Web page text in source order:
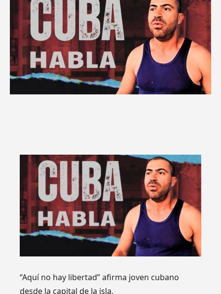
“Aquí no hay libertad” afirma joven cubano
desde la capital de la isla.